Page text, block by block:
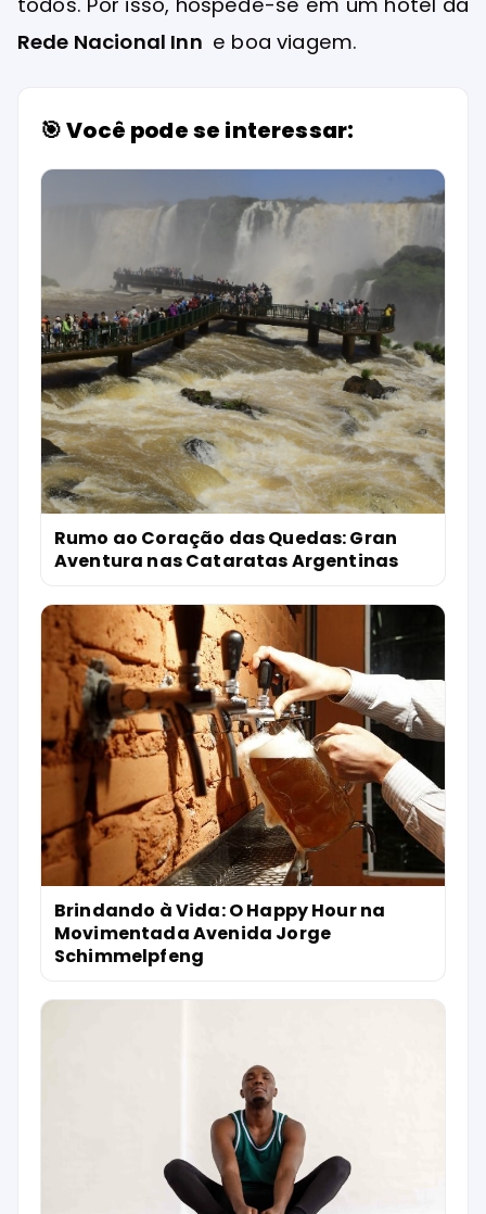
Rede Nacional Inn e boa viagem.
🎯 Você pode se interessar:
Rumo ao Coração das Quedas: Gran
Aventura nas Cataratas Argentinas
Brindando à Vida: O Happy Hour na
Movimentada Avenida Jorge
Schimmelpfeng